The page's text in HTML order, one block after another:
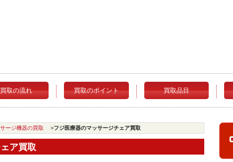
買取の流れ 買取のポイント 買取品目
ージ機器の買取 >フジ医療器のマッサージチェア買取
ア買取